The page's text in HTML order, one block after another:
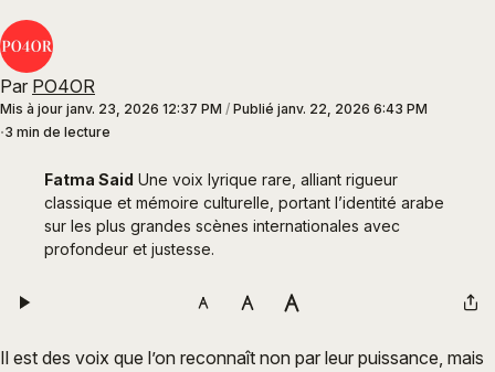
Par PO4OR
Mis à jour janv. 23, 2026 12:37 PM / Publié janv. 22, 2026 6:43 PM
3 min de lecture
Fatma Said Une voix lyrique rare, alliant rigueur
classique et mémoire culturelle, portant l’identité arabe
sur les plus grandes scènes internationales avec
profondeur et justesse.
Il est des voix que l’on reconnaît non par leur puissance, mais